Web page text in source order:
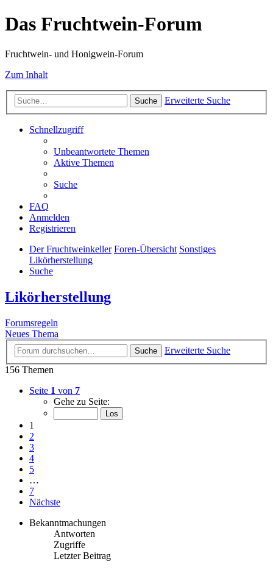
Das Fruchtwein-Forum
Fruchtwein- und Honigwein-Forum
Zum Inhalt
Suche Erweiterte Suche
Schnellzugriff
Unbeantwortete Themen
Aktive Themen
Suche
FAQ
Anmelden
Registrieren
Der Fruchtweinkeller Foren-Übersicht Sonstiges
Likörherstellung
Suche
Likörherstellung
Forumsregeln
Neues Thema
Suche
Erweiterte Suche
156 Themen
Seite 1 von 7
Gehe zu Seite:
1
2
3
4
5
…
7
Nächste
Bekanntmachungen
Antworten
Zugriffe
Letzter Beitrag